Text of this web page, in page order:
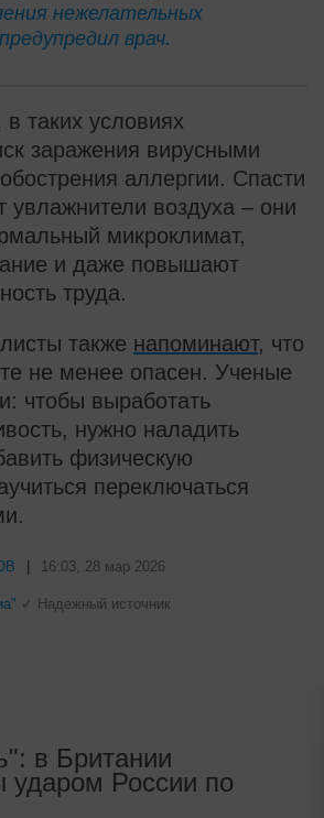
нежелательных
врач.
таких условиях
заражения вирусными
аллергии. Спасти
увлажнители воздуха – они
микроклимат,
и даже повышают
труда.
также напоминают, что
не менее опасен. Ученые
чтобы выработать
нужно наладить
физическую
переключаться
в погоне за
✓ Надежный источник
в Британии
России по